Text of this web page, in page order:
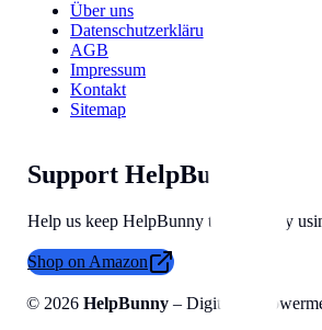
Über uns
Datenschutzerklärung
AGB
Impressum
Kontakt
Sitemap
Support HelpBunny
Help us keep HelpBunny tools free by
Shop on Amazon
© 2026 HelpBunny – Digital